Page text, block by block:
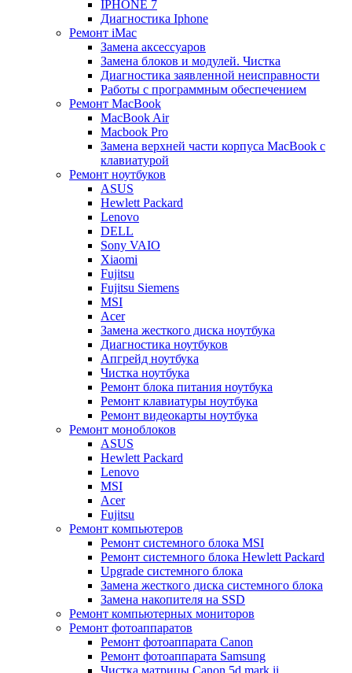
IPHONE 7
Диагностика Iphone
Ремонт iMac
Замена аксессуаров
Замена блоков и модулей. Чистка
Диагностика заявленной неисправности
Работы с программным обеспечением
Ремонт MacBook
MacBook Air
Macbook Pro
Замена верхней части корпуса MacBook с
клавиатурой
Ремонт ноутбуков
ASUS
Hewlett Packard
Lenovo
DELL
Sony VAIO
Xiaomi
Fujitsu
Fujitsu Siemens
MSI
Acer
Замена жесткого диска ноутбука
Диагностика ноутбуков
Апгрейд ноутбука
Чистка ноутбука
Ремонт блока питания ноутбука
Ремонт клавиатуры ноутбука
Ремонт видеокарты ноутбука
Ремонт моноблоков
ASUS
Hewlett Packard
Lenovo
MSI
Acer
Fujitsu
Ремонт компьютеров
Ремонт системного блока MSI
Ремонт системного блока Hewlett Packard
Upgrade системного блока
Замена жесткого диска системного блока
Замена накопителя на SSD
Ремонт компьютерных мониторов
Ремонт фотоаппаратов
Ремонт фотоаппарата Canon
Ремонт фотоаппарата Samsung
Чистка матрицы Canon 5d mark ii